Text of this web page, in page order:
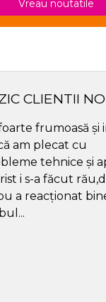
Vreau noutatile
CLIENTII
frumoasă și
am plecat cu
tehnice și
i s-a făcut
a reacționat